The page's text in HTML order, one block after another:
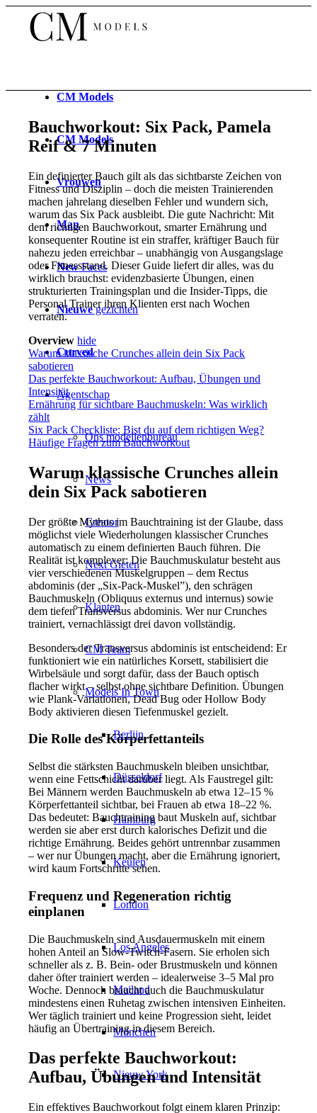
CM Models
CM Models
Vrouwen
Man
NewFaces
Nieuwegezichten
Curved
Agentschap
Ons modellenbureau
News
Creator
Next Gieten
Klanten
CM Team
Models In Town
Berlijn
Düsseldorf
Hamburg
Keulen
London
Los Angeles
Mailand
München
Nieuw York
Bauchworkout: Six Pack, Pamela
Reif & 7 Minuten
Ein definierter Bauch gilt als das sichtbarste Zeichen von
Fitness und Disziplin – doch die meisten Trainierenden
machen jahrelang dieselben Fehler und wundern sich,
warum das Six Pack ausbleibt. Die gute Nachricht: Mit
dem richtigen Bauchworkout, smarter Ernährung und
konsequenter Routine ist ein straffer, kräftiger Bauch für
nahezu jeden erreichbar – unabhängig von Ausgangslage
oder Fitnessstand. Dieser Guide liefert dir alles, was du
wirklich brauchst: evidenzbasierte Übungen, einen
strukturierten Trainingsplan und die Insider-Tipps, die
Personal Trainer ihren Klienten erst nach Wochen
verraten.
Overview hide
Warum klassische Crunches allein dein Six Pack
sabotieren
Das perfekte Bauchworkout: Aufbau, Übungen und
Intensität
Ernährung für sichtbare Bauchmuskeln: Was wirklich
zählt
Six Pack Checkliste: Bist du auf dem richtigen Weg?
Häufige Fragen zum Bauchworkout
Warum klassische Crunches allein
dein Six Pack sabotieren
Der größte Mythos im Bauchtraining ist der Glaube, dass
möglichst viele Wiederholungen klassischer Crunches
automatisch zu einem definierten Bauch führen. Die
Realität ist komplexer: Die Bauchmuskulatur besteht aus
vier verschiedenen Muskelgruppen – dem Rectus
abdominis (der „Six-Pack-Muskel”), den schrägen
Bauchmuskeln (Obliquus externus und internus) sowie
dem tiefen Transversus abdominis. Wer nur Crunches
trainiert, vernachlässigt drei davon vollständig.
Besonders der Transversus abdominis ist entscheidend: Er
funktioniert wie ein natürliches Korsett, stabilisiert die
Wirbelsäule und sorgt dafür, dass der Bauch optisch
flacher wirkt – selbst ohne sichtbare Definition. Übungen
wie Plank-Variationen, Dead Bug oder Hollow Body
Body aktivieren diesen Tiefenmuskel gezielt.
Die Rolle des Körperfettanteils
Selbst die stärksten Bauchmuskeln bleiben unsichtbar,
wenn eine Fettschicht darüber liegt. Als Faustregel gilt:
Bei Männern werden Bauchmuskeln ab etwa 12–15 %
Körperfettanteil sichtbar, bei Frauen ab etwa 18–22 %.
Das bedeutet: Bauchtraining baut Muskeln auf, sichtbar
werden sie aber erst durch kalorisches Defizit und die
richtige Ernährung. Beides gehört untrennbar zusammen
– wer nur Übungen macht, aber die Ernährung ignoriert,
wird kaum Fortschritte sehen.
Frequenz und Regeneration richtig
einplanen
Die Bauchmuskeln sind Ausdauermuskeln mit einem
hohen Anteil an Slow-Twitch-Fasern. Sie erholen sich
schneller als z. B. Bein- oder Brustmuskeln und können
daher öfter trainiert werden – idealerweise 3–5 Mal pro
Woche. Dennoch braucht auch die Bauchmuskulatur
mindestens einen Ruhetag zwischen intensiven Einheiten.
Wer täglich trainiert und keine Progression sieht, leidet
häufig an Übertraining in diesem Bereich.
Das perfekte Bauchworkout:
Aufbau, Übungen und Intensität
Ein effektives Bauchworkout folgt einem klaren Prinzip: